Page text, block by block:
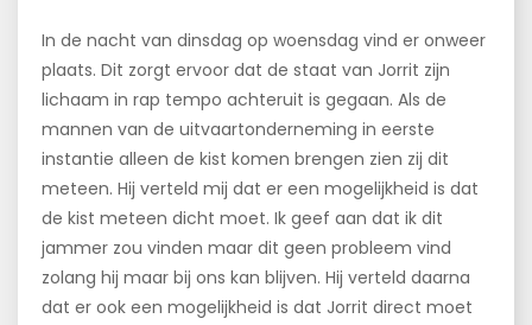
In de nacht van dinsdag op woensdag vind er onweer
plaats. Dit zorgt ervoor dat de staat van Jorrit zijn
lichaam in rap tempo achteruit is gegaan. Als de
mannen van de uitvaartonderneming in eerste
instantie alleen de kist komen brengen zien zij dit
meteen. Hij verteld mij dat er een mogelijkheid is dat
de kist meteen dicht moet. Ik geef aan dat ik dit
jammer zou vinden maar dit geen probleem vind
zolang hij maar bij ons kan blijven. Hij verteld daarna
dat er ook een mogelijkheid is dat Jorrit direct moet